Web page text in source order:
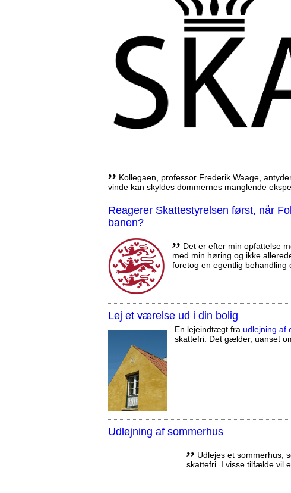
,, Kollegaen, professor Frederik Waage,
vinde kan skyldes dommernes manglende
Reagerer Skattestyrelsen først, når
banen?
,, Det er efter min opfattelse
med min høring og ikke
foretog en egentlig behandling
Lej et værelse ud i din bolig
En lejeindtægt fra udlejning af
skattefri. Det gælder, uanset
Udlejning af sommerhus
,, Udlejes et sommerhus,
skattefri. I visse tilfælde vil